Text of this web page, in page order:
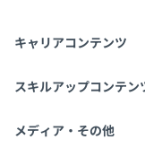
てコミュニケーショ
【働く環境】
大切にしています。
キャリアコンテンツ
転職・キャリア
スキルアップコンテン
学習
メディア・その他